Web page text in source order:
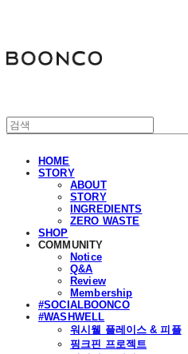
HOME
STORY
ABOUT
STORY
INGREDIENTS
ZERO WASTE
SHOP
COMMUNITY
Notice
Q&A
Review
Membership
#SOCIALBOONCO
#WASHWELL
워시웰 플레이스 & 피플
핑크핀 프로젝트